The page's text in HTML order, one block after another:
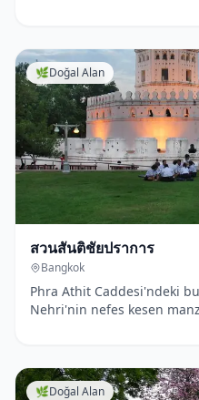
🌿Doğal Alan
สวนสันติชัยปราการ
Bangkok
Phra Athit Caddesi'ndeki
Nehri'nin nefes kesen
🌿Doğal Alan